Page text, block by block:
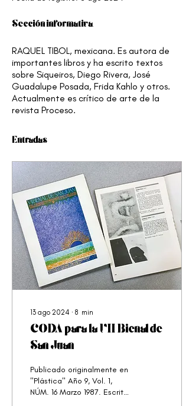
Sección informativa
RAQUEL TIBOL, mexicana. Es autora de
importantes libros y ha escrito textos
sobre Siqueiros, Diego Rivera, José
Guadalupe Posada, Frida Kahlo y otros.
Actualmente es crítico de arte de la
revista Proceso.
Entradas
13 ago 2024 ∙ 8 min
CODA para la VII Bienal de
San Juan
Publicado originalmente en
"Plástica" Año 9, Vol. 1,
NÚM. 16 Marzo 1987. Escrito